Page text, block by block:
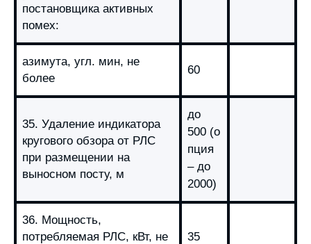
постановщика активных
помех:
азимута, угл. мин, не
более
60
35. Удаление индикатора
кругового обзора от РЛС
при размещении на
выносном посту, м
до
500 (о
пция
– до
2000)
36. Мощность,
потребляемая РЛС, кВт, не
35